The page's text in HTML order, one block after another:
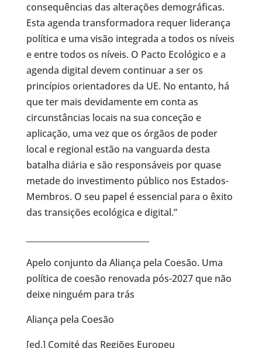
consequências das alterações demográficas.
Esta agenda transformadora requer liderança
política e uma visão integrada a todos os níveis
e entre todos os níveis. O Pacto Ecológico e a
agenda digital devem continuar a ser os
princípios orientadores da UE. No entanto, há
que ter mais devidamente em conta as
circunstâncias locais na sua conceção e
aplicação, uma vez que os órgãos de poder
local e regional estão na vanguarda desta
batalha diária e são responsáveis por quase
metade do investimento público nos Estados-
Membros. O seu papel é essencial para o êxito
das transições ecológica e digital.”
Apelo conjunto da Aliança pela Coesão. Uma
política de coesão renovada pós-2027 que não
deixe ninguém para trás
Aliança pela Coesão
[ed.] Comité das Regiões Europeu